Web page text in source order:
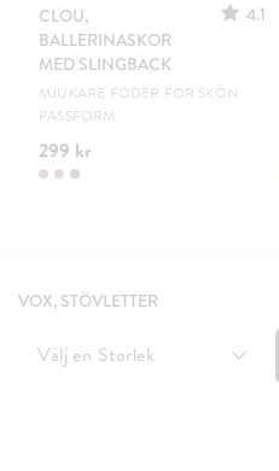
CLOU,
BALLERINASKOR
MED SLINGBACK
4.1
MJUKARE FODER FÖR SKÖN
PASSFORM
299 kr
VOX, STÖVLETTER
Välj en Storlek